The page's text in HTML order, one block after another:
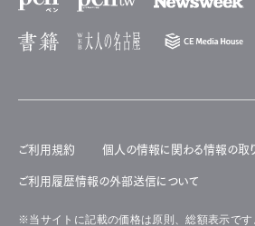
ご利用規約 個人の情報に関わる情報の取
ご利用履歴情報の外部送信について
※当サイトに記載の価格は原則、総額表示です